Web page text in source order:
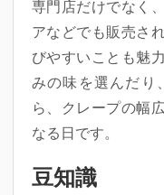
専門店だけでなく
アなどでも販売さ
びやすいことも魅
みの味を選んだり
ら、クレープの幅
なる日です。
豆知識